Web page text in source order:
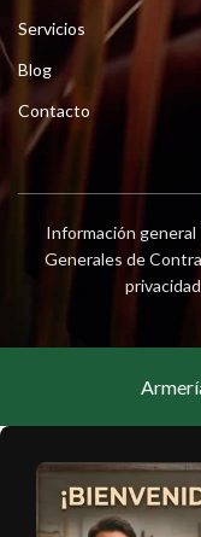
Servicios
Blog
Contacto
Información general
Generales de
privacidad